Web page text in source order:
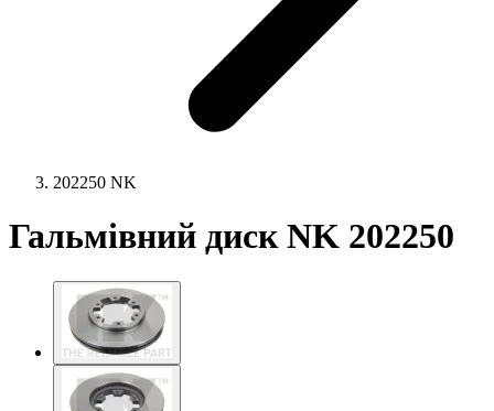
202250 NK
Гальмівний диск NK 202250